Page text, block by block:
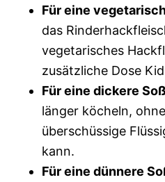
Für eine
das
vegetarisches
zusätzliche Dose
Für eine dickere
länger köcheln,
überschüssige
kann.
Für eine dünnere